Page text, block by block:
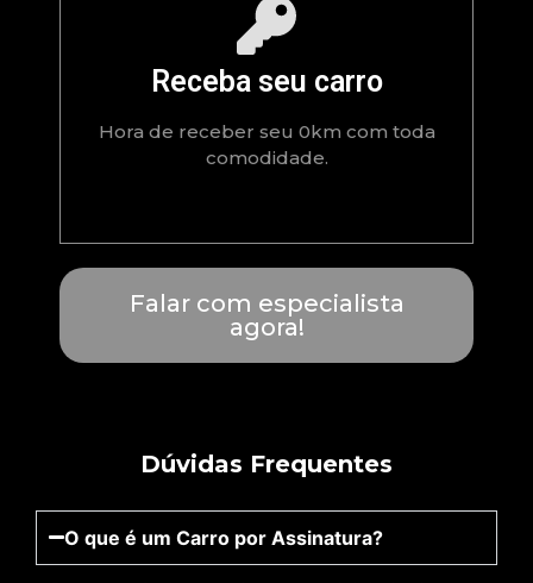
Receba seu carro
Hora de receber seu 0km com toda
comodidade.
Falar com especialista
agora!
Dúvidas Frequentes
O que é um Carro por Assinatura?